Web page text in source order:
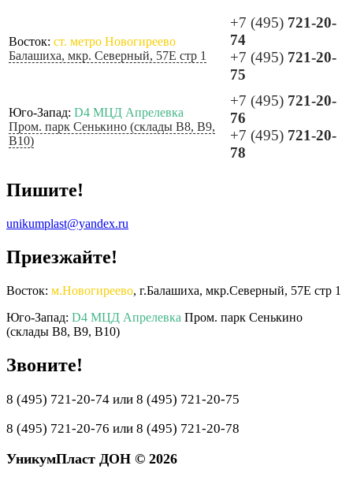
Восток: ст. метро Новогиреево
Балашиха, мкр. Северный, 57Е стр 1
+7 (495) 721-20-
74
+7 (495) 721-20-
75
Юго-Запад: D4 МЦД Апрелевка
Пром. парк Сенькино (склады B8, B9,
B10)
+7 (495) 721-20-
76
+7 (495) 721-20-
78
Пишите!
unikumplast@yandex.ru
Приезжайте!
Восток: м.Новогиреево, г.Балашиха, мкр.Северный, 57Е стр 1
Юго-Запад: D4 МЦД Апрелевка Пром. парк Сенькино
(склады B8, B9, B10)
Звоните!
8 (495) 721-20-74 или 8 (495) 721-20-75
8 (495) 721-20-76 или 8 (495) 721-20-78
УникумПласт ДОН © 2026